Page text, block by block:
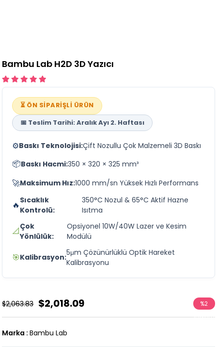
Bambu Lab H2D 3D Yazıcı
⏳ ÖN SİPARİŞLİ ÜRÜN
📅 Teslim Tarihi: Aralık Ayı 2. Haftası
⚙️Baskı Teknolojisi:Çift Nozullu Çok Malzemeli 3D Baskı
📦Baskı Hacmi:350 × 320 × 325 mm³
🚀Maksimum Hız:1000 mm/sn Yüksek Hızlı Performans
🔥 Sıcaklık
Kontrolü:
350°C Nozul & 65°C Aktif Hazne
Isıtma
📐Çok
Yönlülük:
Opsiyonel 10W/40W Lazer ve Kesim
Modülü
🎯Kalibrasyon:
5μm Çözünürlüklü Optik Hareket
Kalibrasyonu
$2,063.83 $2,018.09 %2
İndirim
Marka : Bambu Lab